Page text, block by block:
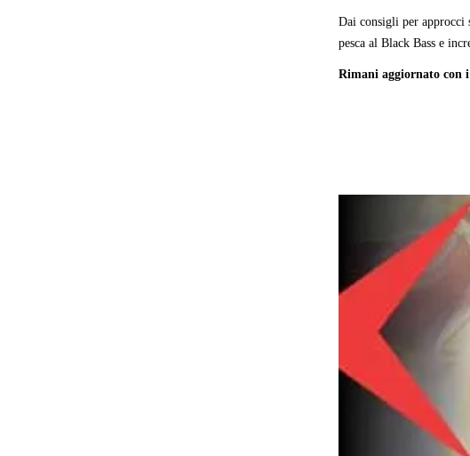
Dai consigli per approcci
pesca al Black Bass e
Rimani aggiornato con